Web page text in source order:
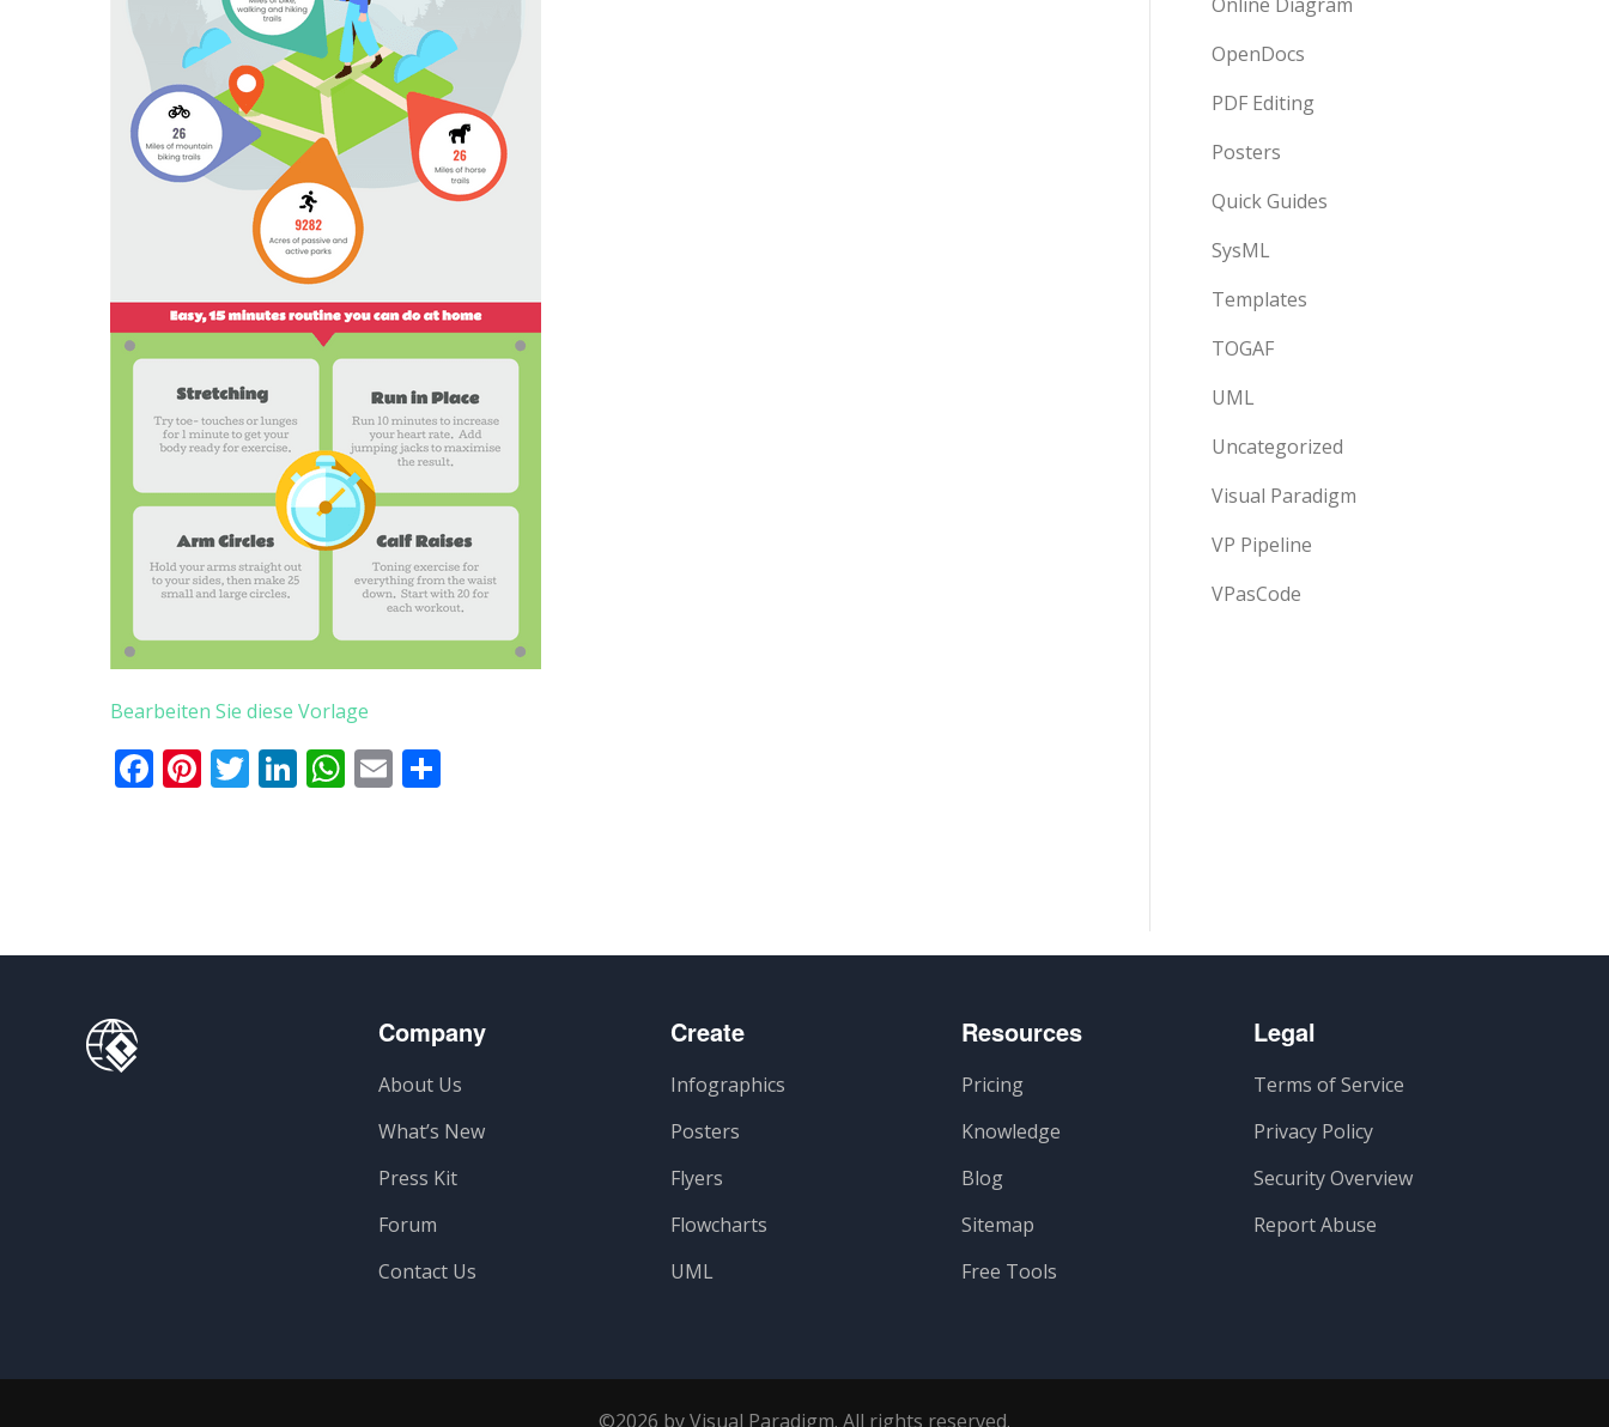
Bearbeiten Sie diese Vorlage
Facebook
Pinterest
Twitter
LinkedIn
WhatsApp
Email
OpenDocs
PDF Editing
Posters
Quick Guides
SysML
Templates
TOGAF
UML
Uncategorized
Visual Paradigm
VP Pipeline
VPasCode
Company
About Us
What’s New
Press Kit
Forum
Contact Us
Create
Infographics
Posters
Flyers
Flowcharts
UML
Resources
Pricing
Knowledge
Blog
Sitemap
Free Tools
Legal
Terms of Service
Privacy Policy
Security Overview
Report Abuse
©2026 by Visual Paradigm. All rights reserved.